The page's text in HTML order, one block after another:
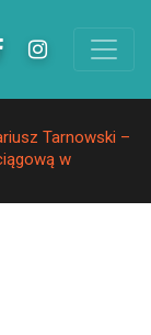
Tarnowski –
w